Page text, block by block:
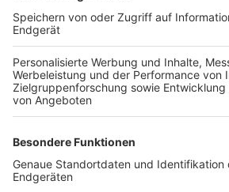
TOP-VEREINE
TOP-PARTNER